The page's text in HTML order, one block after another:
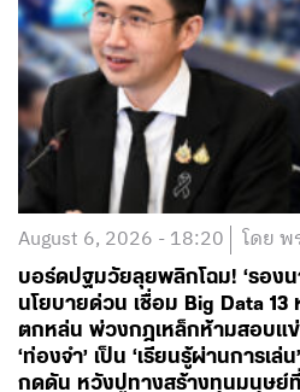
August 6, 2026 - 18:20 โดย
บอร์ดปฐมวัยลุยพลิกโฉม! ‘รอง
นโยบายด่วน เชื่อม Big Data 13
ตกหล่น พ่วงกฎเหล็กห้ามสอบแข่
‘ท่องจำ’ เป็น ‘เรียนรู้ผ่านการเล่
กดดัน หวังปูทางสร้างทุนมนุษย์
อ่านต่อ